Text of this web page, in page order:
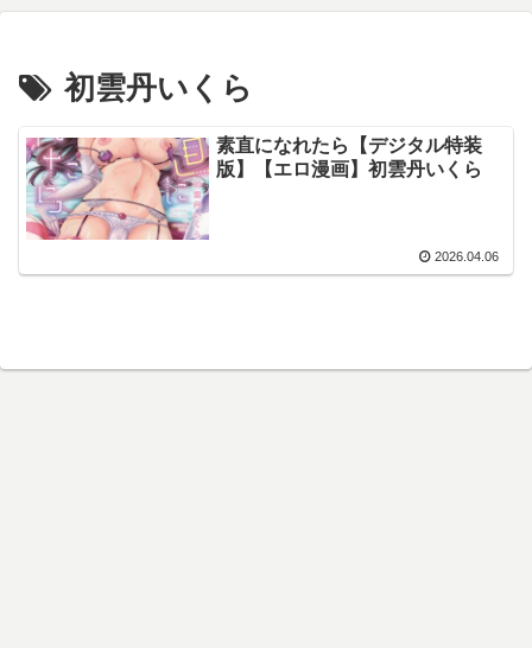
初雲丹いくら
素直になれたら【デジタル特装
版】【エロ漫画】初雲丹いくら
2026.04.06